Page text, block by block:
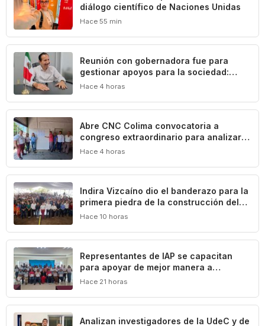
diálogo científico de Naciones Unidas
Hace 55 min
Reunión con gobernadora fue para
gestionar apoyos para la sociedad:
Federico Rangel
Hace 4 horas
Abre CNC Colima convocatoria a
congreso extraordinario para analizar
crisis del campo
Hace 4 horas
Indira Vizcaíno dio el banderazo para la
primera piedra de la construcción del
Centro Comunitario ‘México Imparable’
Hace 10 horas
Representantes de IAP se capacitan
para apoyar de mejor manera a
población vulnerable del estado de
Hace 21 horas
Analizan investigadores de la UdeC y de